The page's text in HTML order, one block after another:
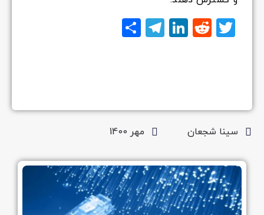
Twitter
Reddit
LinkedIn
Telegram
اشتراک
سینا شجعان مهر 1400